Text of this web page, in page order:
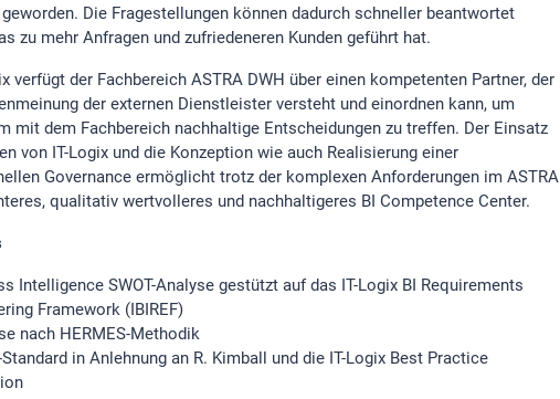
Die Fragestellungen können dadurch schneller beantwortet
zu mehr Anfragen und zufriedeneren Kunden geführt hat.
verfügt der Fachbereich ASTRA DWH über einen kompetenten Partner, der
der externen Dienstleister versteht und einordnen kann, um
mit dem Fachbereich nachhaltige Entscheidungen zu treffen. Der Einsatz
von IT-Logix und die Konzeption wie auch Realisierung einer
Governance ermöglicht trotz der komplexen Anforderungen im ASTRA
qualitativ wertvolleres und nachhaltigeres BI Competence Center.
Intelligence SWOT-Analyse gestützt auf das IT-Logix BI Requirements
Framework (IBIREF)
nach HERMES-Methodik
in Anlehnung an R. Kimball und die IT-Logix Best Practice